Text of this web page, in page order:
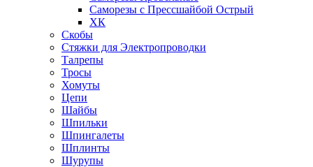
Саморезы с Прессшайбой Острый
ХК
Скобы
Стяжки для Электропроводки
Талрепы
Тросы
Хомуты
Цепи
Шайбы
Шпильки
Шпингалеты
Шплинты
Шурупы